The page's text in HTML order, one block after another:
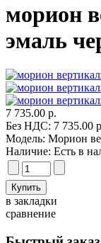
морион
эмаль
7 735.00 р.
Без НДС: 7 735.00
Модель: Морион
Наличие: Есть в
в закладки
сравнение